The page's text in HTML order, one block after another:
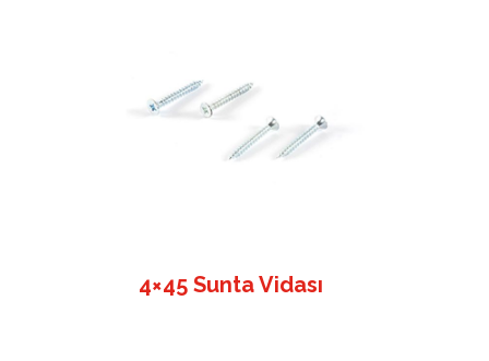
4×45 Sunta Vidası